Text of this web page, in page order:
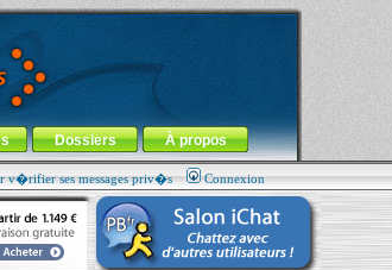
Dossiers À propos
v�rifier ses messages priv�s Connexion